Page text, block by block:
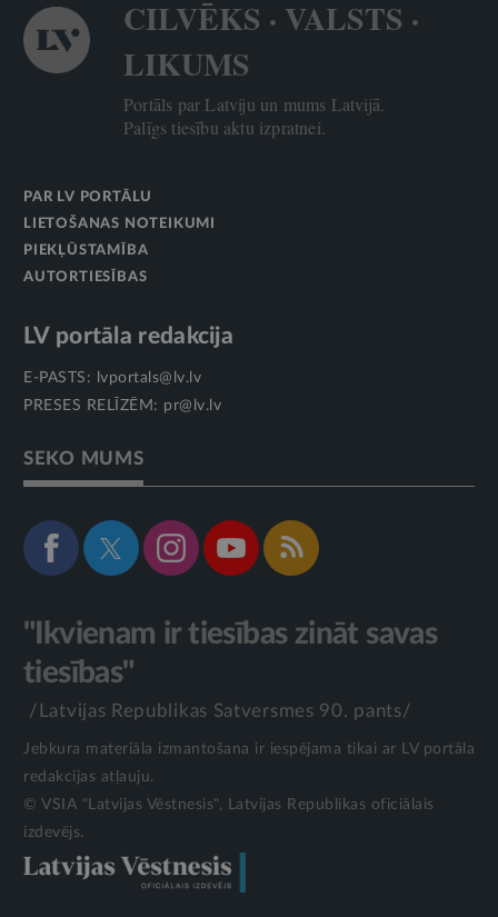
CILVĒKS · VALSTS ·
LIKUMS
Portāls par Latviju un mums Latvijā.
Palīgs tiesību aktu izpratnei.
PAR LV PORTĀLU
LIETOŠANAS NOTEIKUMI
PIEKĻŪSTAMĪBA
AUTORTIESĪBAS
LV portāla redakcija
E-PASTS:
lvportals@lv.lv
PRESES RELĪZĒM: pr@lv.lv
SEKO MUMS
"Ikvienam ir tiesības zināt savas
tiesības"
/Latvijas Republikas Satversmes 90. pants/
Jebkura materiāla izmantošana ir iespējama tikai ar LV portāla
redakcijas atļauju.
© VSIA "Latvijas Vēstnesis", Latvijas Republikas oficiālais
izdevējs.